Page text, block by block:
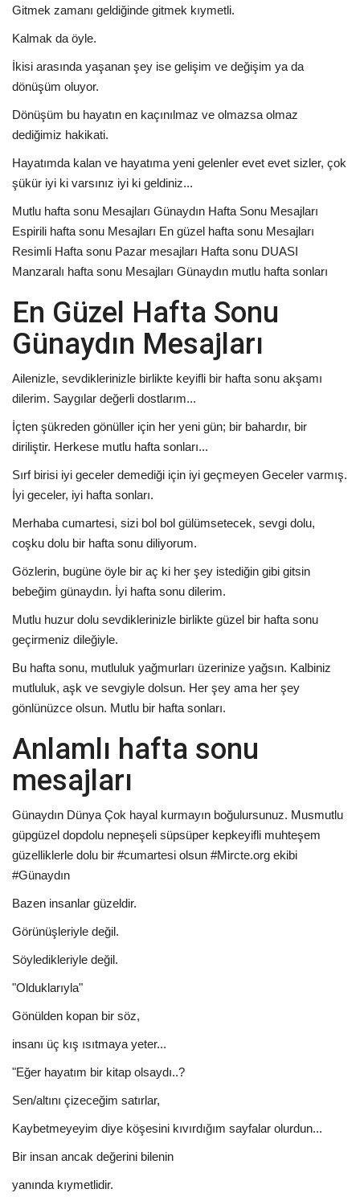
Gitmek zamanı geldiğinde gitmek kıymetli.
Kalmak da öyle.
İkisi arasında yaşanan şey ise gelişim ve değişim ya da
dönüşüm oluyor.
Dönüşüm bu hayatın en kaçınılmaz ve olmazsa olmaz
dediğimiz hakikati.
Hayatımda kalan ve hayatıma yeni gelenler evet evet sizler, çok
şükür iyi ki varsınız iyi ki geldiniz...
Mutlu hafta sonu Mesajları Günaydın Hafta Sonu Mesajları
Espirili hafta sonu Mesajları En güzel hafta sonu Mesajları
Resimli Hafta sonu Pazar mesajları Hafta sonu DUASI
Manzaralı hafta sonu Mesajları Günaydın mutlu hafta sonları
En Güzel Hafta Sonu
Günaydın Mesajları
Ailenizle, sevdiklerinizle birlikte keyifli bir hafta sonu akşamı
dilerim. Saygılar değerli dostlarım...
İçten şükreden gönüller için her yeni gün; bir bahardır, bir
diriliştir. Herkese mutlu hafta sonları...
Sırf birisi iyi geceler demediği için iyi geçmeyen Geceler varmış.
İyi geceler, iyi hafta sonları.
Merhaba cumartesi, sizi bol bol gülümsetecek, sevgi dolu,
coşku dolu bir hafta sonu diliyorum.
Gözlerin, bugüne öyle bir aç ki her şey istediğin gibi gitsin
bebeğim günaydın. İyi hafta sonu dilerim.
Mutlu huzur dolu sevdiklerinizle birlikte güzel bir hafta sonu
geçirmeniz dileğiyle.
Bu hafta sonu, mutluluk yağmurları üzerinize yağsın. Kalbiniz
mutluluk, aşk ve sevgiyle dolsun. Her şey ama her şey
gönlünüzce olsun. Mutlu bir hafta sonları.
Anlamlı hafta sonu
mesajları
Günaydın Dünya Çok hayal kurmayın boğulursunuz. Musmutlu
güpgüzel dopdolu nepneşeli süpsüper kepkeyifli muhteşem
güzelliklerle dolu bir #cumartesi olsun #Mircte.org ekibi
#Günaydın
Bazen insanlar güzeldir.
Görünüşleriyle değil.
Söyledikleriyle değil.
"Olduklarıyla"
Gönülden kopan bir söz,
insanı üç kış ısıtmaya yeter...
"Eğer hayatım bir kitap olsaydı..?
Sen/altını çizeceğim satırlar,
Kaybetmeyeyim diye köşesini kıvırdığım sayfalar olurdun...
Bir insan ancak değerini bilenin
yanında kıymetlidir.